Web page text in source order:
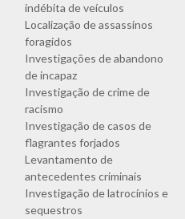
indébita de veículos
Localização de assassinos
foragidos
Investigações de abandono
de incapaz
Investigação de crime de
racismo
Investigação de casos de
flagrantes forjados
Levantamento de
antecedentes criminais
Investigação de latrocínios e
sequestros